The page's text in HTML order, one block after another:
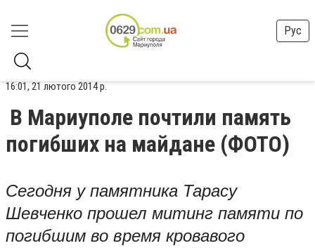
Рус
16:01, 21 лютого 2014 р.
В Мариуполе почтили память
погибших на майдане (ФОТО)
Сегодня у памятника Тарасу
Шевченко прошел митинг памяти по
погибшим во время кровавого